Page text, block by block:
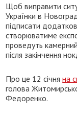
Щоб виправити
Українки в
підписати
створюватиме
проведуть
після закінчення
Про це 12 січняна
голова
Федоренко.